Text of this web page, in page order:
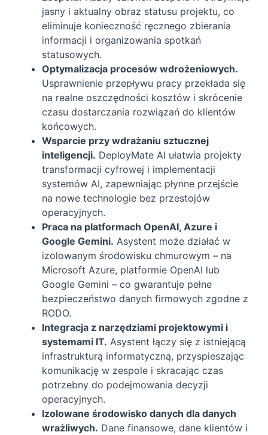
jasny i aktualny obraz statusu projektu, co
eliminuje konieczność ręcznego zbierania
informacji i organizowania spotkań
statusowych.
Optymalizacja procesów wdrożeniowych.
Usprawnienie przepływu pracy przekłada się
na realne oszczędności kosztów i skrócenie
czasu dostarczania rozwiązań do klientów
końcowych.
Wsparcie przy wdrażaniu sztucznej
inteligencji. DeployMate AI ułatwia projekty
transformacji cyfrowej i implementacji
systemów AI, zapewniając płynne przejście
na nowe technologie bez przestojów
operacyjnych.
Praca na platformach OpenAI, Azure i
Google Gemini. Asystent może działać w
izolowanym środowisku chmurowym – na
Microsoft Azure, platformie OpenAI lub
Google Gemini – co gwarantuje pełne
bezpieczeństwo danych firmowych zgodne z
RODO.
Integracja z narzędziami projektowymi i
systemami IT. Asystent łączy się z istniejącą
infrastrukturą informatyczną, przyspieszając
komunikację w zespole i skracając czas
potrzebny do podejmowania decyzji
operacyjnych.
Izolowane środowisko danych dla danych
wrażliwych. Dane finansowe, dane klientów i